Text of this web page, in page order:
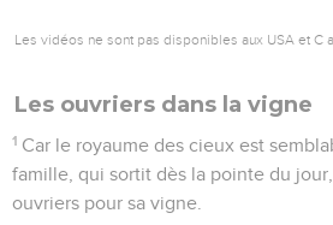
Les vidéos ne sont pas disponibles aux USA et C
Les ouvriers dans la vigne
1 Car le royaume des cieux est
famille, qui sortit dès la pointe du
ouvriers pour sa vigne.